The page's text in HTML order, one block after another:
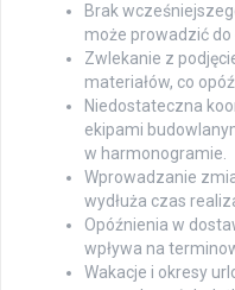
Brak
może prowadzić do
Zwlekanie z
materiałów, co
Niedostateczna
ekipami
w harmonogramie.
Wprowadzanie
wydłuża czas
Opóźnienia w
wpływa na
Wakacje i okresy